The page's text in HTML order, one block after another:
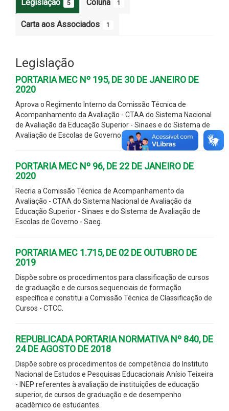
Legislação 5 Coluna 1
Carta aos Associados 1
Legislação
PORTARIA MEC Nº 195, DE 30 DE JANEIRO DE
2020
Aprova o Regimento Interno da Comissão Técnica de
Acompanhamento da Avaliação - CTAA do Sistema Nacional
de Avaliação da Educação Superior - Sinaes e do Sistema de
Avaliação de Escolas de Governo - Saeg.
PORTARIA MEC Nº 96, DE 22 DE JANEIRO DE
2020
Recria a Comissão Técnica de Acompanhamento da
Avaliação - CTAA do Sistema Nacional de Avaliação da
Educação Superior - Sinaes e do Sistema de Avaliação de
Escolas de Governo - Saeg.
PORTARIA MEC 1.715, DE 02 DE OUTUBRO DE
2019
Dispõe sobre os procedimentos para classificação de cursos
de graduação e de cursos sequenciais de formação
específica e constitui a Comissão Técnica de Classificação de
Cursos - CTCC.
REPUBLICADA PORTARIA NORMATIVA Nº 840, DE
24 DE AGOSTO DE 2018
Dispõe sobre os procedimentos de competência do Instituto
Nacional de Estudos e Pesquisas Educacionais Anísio Teixeira
- INEP referentes à avaliação de instituições de educação
superior, de cursos de graduação e de desempenho
acadêmico de estudantes.